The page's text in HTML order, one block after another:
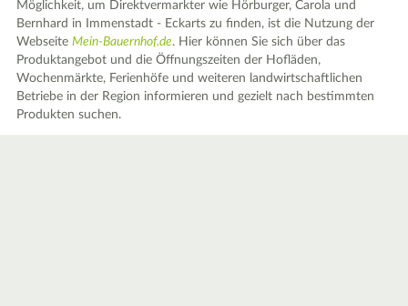
Möglichkeit, um Direktvermarkter wie Hörburger, Carola und
Bernhard in Immenstadt - Eckarts zu finden, ist die Nutzung der
WebseiteMein-Bauernhof.de. Hier können Sie sich über das
Produktangebot und die Öffnungszeiten der Hofläden,
Wochenmärkte, Ferienhöfe und weiteren landwirtschaftlichen
Betriebe in der Region informieren und gezielt nach bestimmten
Produkten suchen.